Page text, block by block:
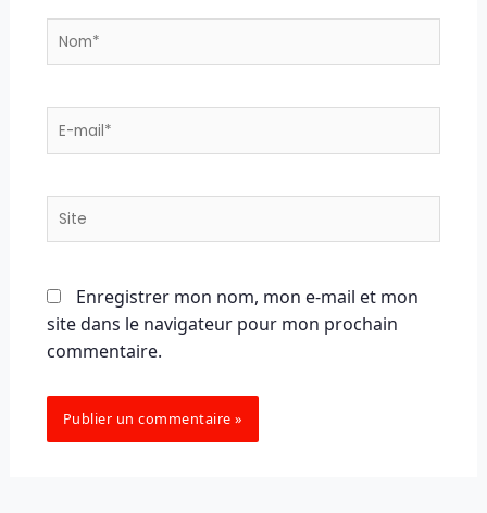
Nom*
Site
Enregistrer mon nom, mon e-mail et mon
site dans le navigateur pour mon prochain
commentaire.